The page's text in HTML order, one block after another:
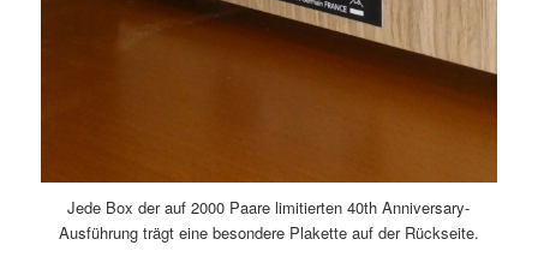
Jede Box der auf 2000 Paare limitierten 40th Anniversary-
Ausführung trägt eine besondere Plakette auf der Rückseite.